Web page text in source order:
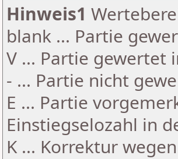
Hinweis1
blank ... Partie
V ... Partie gewertet
- ... Partie nicht
E ... Partie
Einstiegselozahl in
K ... Korrektur